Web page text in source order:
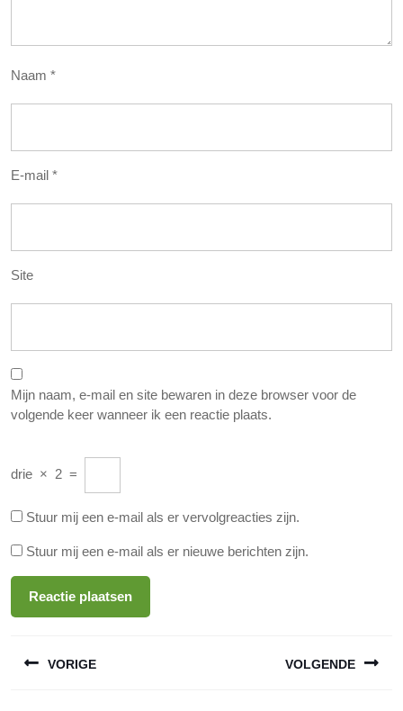
Naam *
E-mail *
Site
Mijn naam, e-mail en site bewaren in deze browser voor de
volgende keer wanneer ik een reactie plaats.
drie × 2 =
Stuur mij een e-mail als er vervolgreacties zijn.
Stuur mij een e-mail als er nieuwe berichten zijn.
VORIGE VOLGENDE